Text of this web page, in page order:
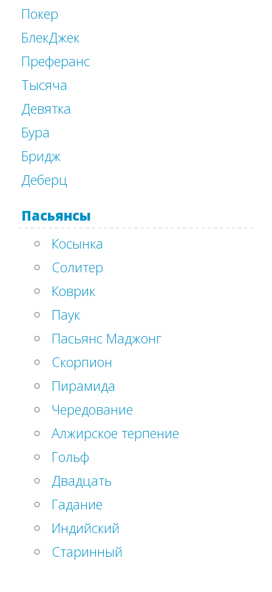
Покер
БлекДжек
Преферанс
Тысяча
Девятка
Бура
Бридж
Деберц
Пасьянсы
Косынка
Солитер
Коврик
Паук
Пасьянс Маджонг
Скорпион
Пирамида
Чередование
Алжирское терпение
Гольф
Двадцать
Гадание
Индийский
Старинный